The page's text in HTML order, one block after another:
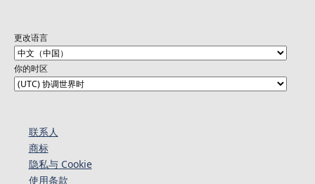
更改语言
你的时区
联系人
商标
隐私与 Cookie
使用条款